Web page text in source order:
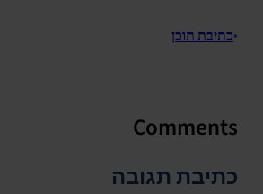
•כתיבת תוכן
Comments
כתיבת תגובה